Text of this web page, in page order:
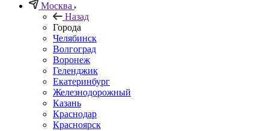
Москва
Назад
Города
Челябинск
Волгоград
Воронеж
Геленджик
Екатеринбург
Железнодорожный
Казань
Краснодар
Красноярск